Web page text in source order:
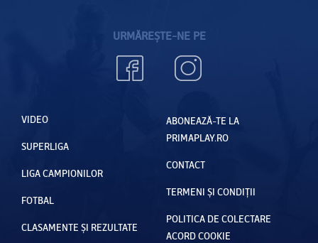
URMĂREȘTE-NE PE
VIDEO
SUPERLIGA
LIGA CAMPIONILOR
FOTBAL
CLASAMENTE ȘI REZULTATE
ABONEAZĂ-TE LA
PRIMAPLAY.RO
CONTACT
TERMENI ȘI CONDIȚII
POLITICA DE COLECTARE
ACORD COOKIE